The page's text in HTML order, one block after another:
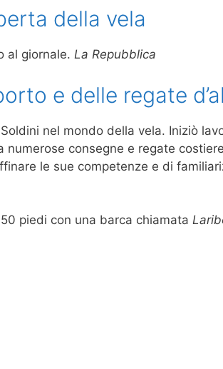
della vela
al giornale. La Repubblica
e delle regate
nel mondo della vela. Iniziò
consegne e regate
le sue competenze e di
piedi con una barca chiamata